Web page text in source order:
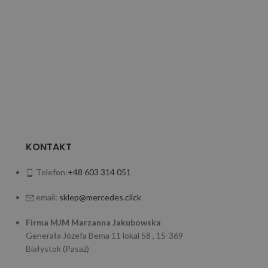
KONTAKT
Telefon:+48 603 314 051
email: sklep@mercedes.click
Firma MJM Marzanna Jakubowska
Generała Józefa Bema 11 lokal 58 , 15-369
Białystok (Pasaż)